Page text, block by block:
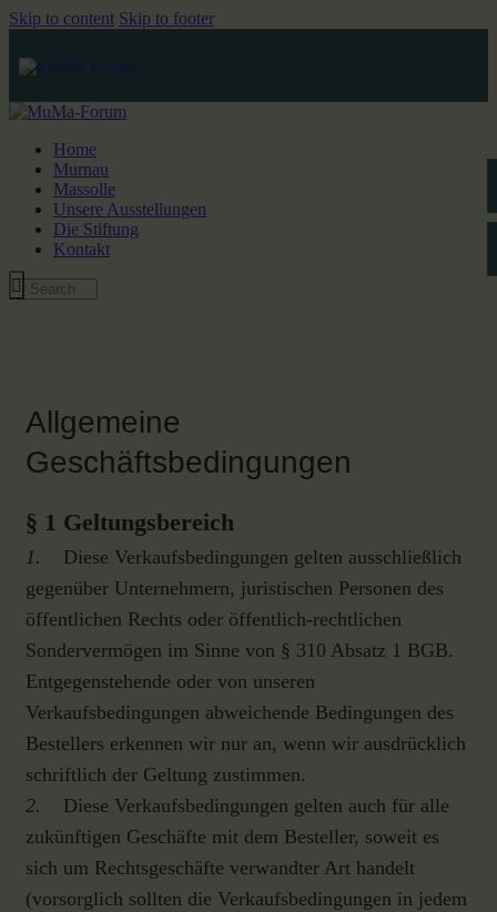
Skip to content Skip to footer
Home
Murnau
Massolle
Unsere Ausstellungen
Die Stiftung
Kontakt
Allgemeine
Geschäftsbedingungen
§ 1 Geltungsbereich
1. Diese Verkaufsbedingungen gelten ausschließlich
gegenüber Unternehmern, juristischen Personen des
öffentlichen Rechts oder öffentlich-rechtlichen
Sondervermögen im Sinne von § 310 Absatz 1 BGB.
Entgegenstehende oder von unseren
Verkaufsbedingungen abweichende Bedingungen des
Bestellers erkennen wir nur an, wenn wir ausdrücklich
schriftlich der Geltung zustimmen.
2.
Diese Verkaufsbedingungen gelten auch für alle
zukünftigen Geschäfte mit dem Besteller, soweit es
sich um Rechtsgeschäfte verwandter Art handelt
(vorsorglich sollten die Verkaufsbedingungen in jedem